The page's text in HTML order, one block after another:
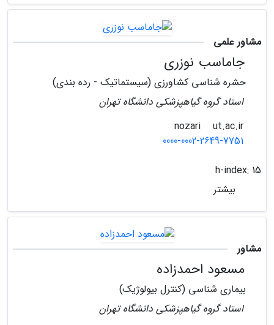
مشاور علمی
جاماسب نوزری
حشره شناسی کشاورزی (سیستماتیک - رده بندی)
استاد گروه گیاهپزشکی دانشگاه تهران
ut.ac.ir
0000-0002-2649-7751
h-index: 15
بیشتر
مشاور
مسعود احمدزاده
بیماری شناسی (کنترل بیولوژیک)
استاد گروه گیاهپزشکی دانشگاه تهران